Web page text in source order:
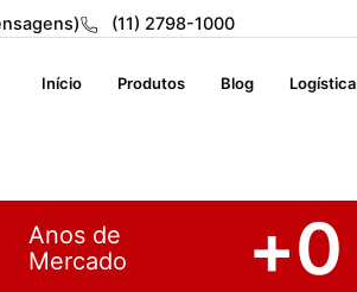
(11) 2798-1000
Início Produtos Blog Logística
Anos de
Mercado
+0